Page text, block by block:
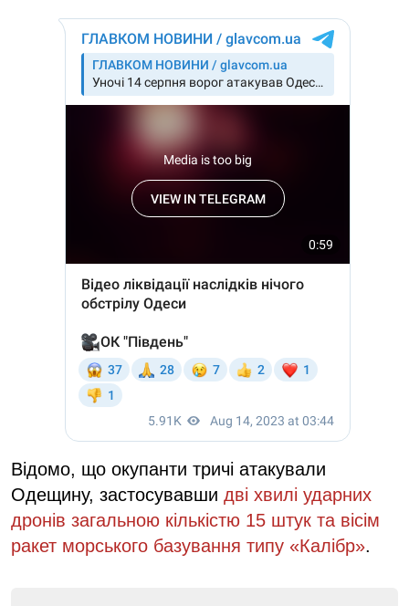
Відомо, що окупанти тричі атакували
Одещину, застосувавши дві хвилі ударних
дронів загальною кількістю 15 штук та вісім
ракет морського базування типу «Калібр».